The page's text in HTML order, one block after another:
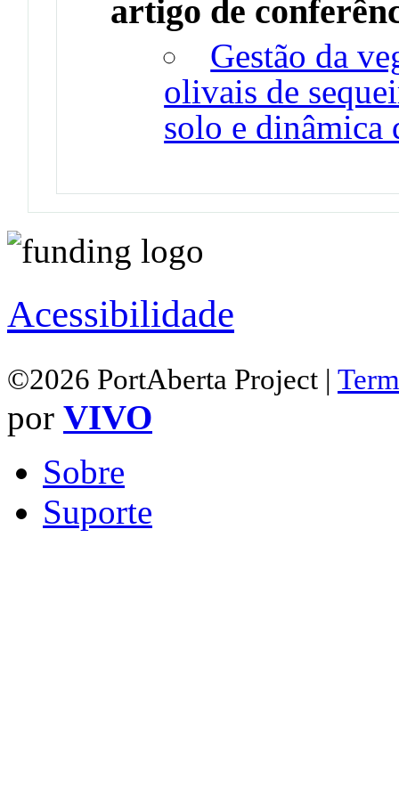
artigo de
Gestão da
olivais de
solo e dinâmica
Acessibilidade
©2026 PortAberta Project |
por VIVO
Sobre
Suporte